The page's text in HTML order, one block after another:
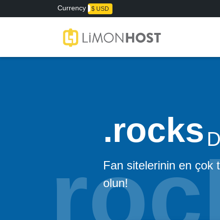
Currency
₺ TL $ USD
rocks
Fan sitelerinin en çok
olun!